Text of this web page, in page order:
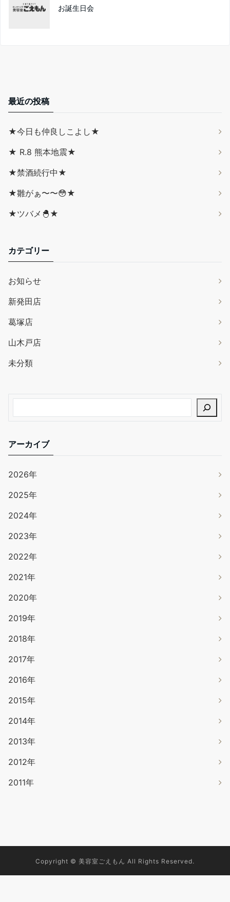
お誕生日会
最近の投稿
★今日も仲良しこよし★
★ R.8 熊本地震★
★禁酒続行中★
★雛がぁ〜〜😳★
★ツバメ🐣★
カテゴリー
お知らせ
新発田店
葛塚店
山木戸店
未分類
アーカイブ
2026年
2025年
2024年
2023年
2022年
2021年
2020年
2019年
2018年
2017年
2016年
2015年
2014年
2013年
2012年
2011年
Copyright © 美容室ごえもん All Rights Reserved.